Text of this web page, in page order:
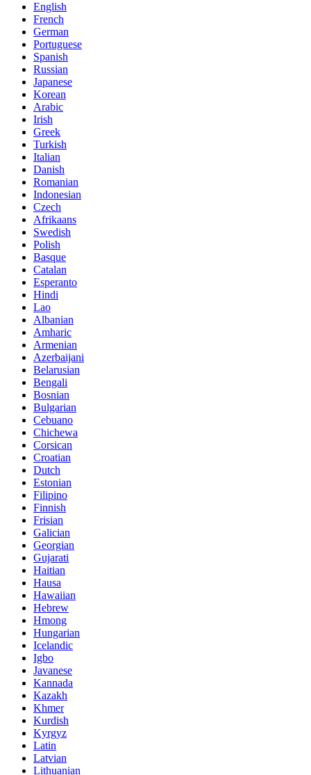
English
French
German
Portuguese
Spanish
Russian
Japanese
Korean
Arabic
Irish
Greek
Turkish
Italian
Danish
Romanian
Indonesian
Czech
Afrikaans
Swedish
Polish
Basque
Catalan
Esperanto
Hindi
Lao
Albanian
Amharic
Armenian
Azerbaijani
Belarusian
Bengali
Bosnian
Bulgarian
Cebuano
Chichewa
Corsican
Croatian
Dutch
Estonian
Filipino
Finnish
Frisian
Galician
Georgian
Gujarati
Haitian
Hausa
Hawaiian
Hebrew
Hmong
Hungarian
Icelandic
Igbo
Javanese
Kannada
Kazakh
Khmer
Kurdish
Kyrgyz
Latin
Latvian
Lithuanian